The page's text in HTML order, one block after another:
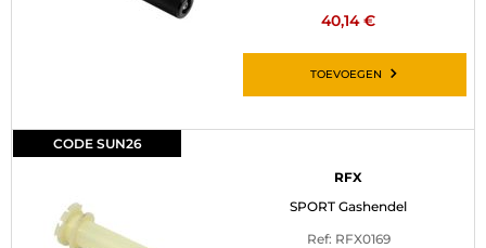
40,14 €
TOEVOEGEN
CODE SUN26
RFX
SPORT Gashendel
Ref: RFX0169